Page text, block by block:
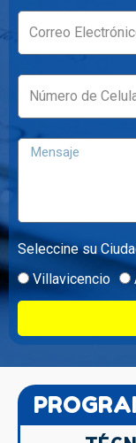
Seleccine su
Villavicencio